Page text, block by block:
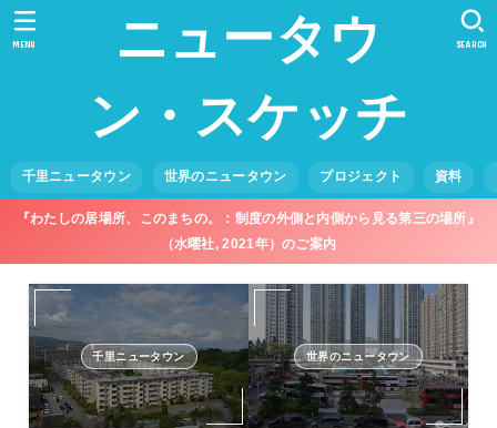
ニュータウ
ン・スケッチ
千里ニュータウン 世界のニュータウン プロジェクト 資料
SEARCH
MENU
『わたしの居場所、このまちの。：制度の外側と内側から見る第三の場所』
（水曜社, 2021年）のご案内
千里ニュータウン 世界のニュータウン